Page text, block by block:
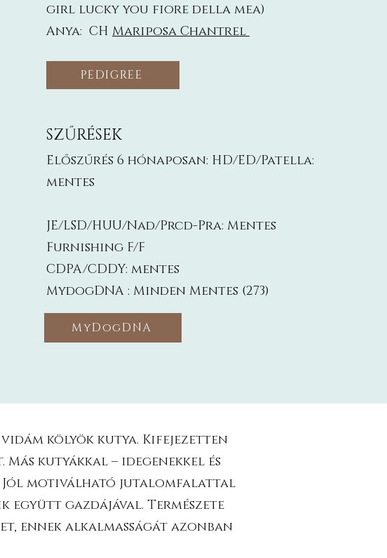
girl lucky you fiore della mea)
Anya: CH Mariposa Chantrel
PEDIGREE
SZŰRÉSEK
Előszűrés 6 hónaposan: HD/ED/Patella:
mentes
JE/LSD/HUU/Nad/Prcd-Pra: Mentes
Furnishing F/F
CDPA/CDDY: mentes
MydogDNA : Minden Mentes (273)
MyDogDNA
kölyök kutya. Kifejezetten
kutyákkal – idegenekkel és
Jól motiválható jutalomfalattal
együtt gazdájával. Természete
ennek alkalmasságát azonban